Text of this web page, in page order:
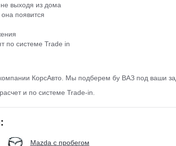
выходя из дома
появится
по системе Trade in
КорсАвто. Мы подберем бу ВАЗ под ваши
и по системе Trade-in.
Mazda с пробегом